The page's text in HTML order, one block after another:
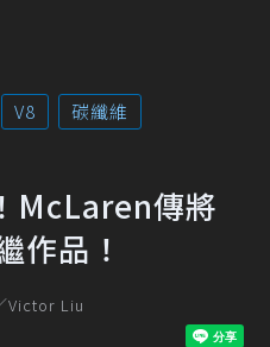
V8
碳纖維
McLaren傳將
作品！
Victor Liu